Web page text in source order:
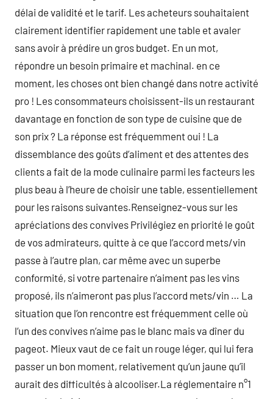
délai de validité et le tarif. Les acheteurs souhaitaient
clairement identifier rapidement une table et avaler
sans avoir à prédire un gros budget. En un mot,
répondre un besoin primaire et machinal. en ce
moment, les choses ont bien changé dans notre activité
pro ! Les consommateurs choisissent-ils un restaurant
davantage en fonction de son type de cuisine que de
son prix ? La réponse est fréquemment oui ! La
dissemblance des goûts d’aliment et des attentes des
clients a fait de la mode culinaire parmi les facteurs les
plus beau à l’heure de choisir une table, essentiellement
pour les raisons suivantes.Renseignez-vous sur les
apréciations des convives Privilégiez en priorité le goût
de vos admirateurs, quitte à ce que l’accord mets/vin
passe à l’autre plan, car même avec un superbe
conformité, si votre partenaire n’aiment pas les vins
proposé, ils n’aimeront pas plus l’accord mets/vin … La
situation que l’on rencontre est fréquemment celle où
l’un des convives n’aime pas le blanc mais va dîner du
pageot. Mieux vaut de ce fait un rouge léger, qui lui fera
passer un bon moment, relativement qu’un jaune qu’il
aurait des difficultés à alcooliser.La réglementaire n°1